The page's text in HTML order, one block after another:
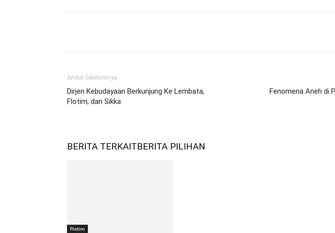
Artikel Sebelumnya
Dirjen Kebudayaan Berkunjung Ke Lembata,
Flotim, dan Sikka
Fenomena Aneh di
BERITA TERKAITBERITA PILIHAN
Flotim